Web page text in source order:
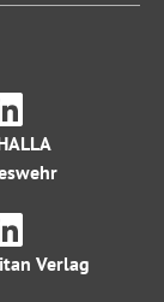
Verlag